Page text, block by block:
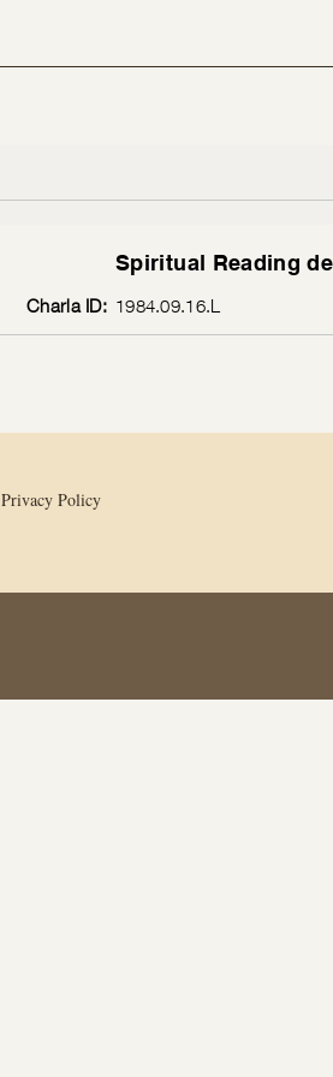
Spiritual Reading
Charla ID: 1984.09.16.L
Privacy Policy